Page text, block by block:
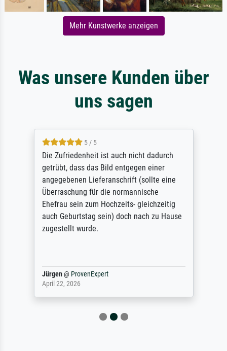
Mehr Kunstwerke anzeigen
Was unsere Kunden über
uns sagen
5 / 5
Die Zufriedenheit ist auch nicht dadurch
getrübt, dass das Bild entgegen einer
angegebenen Lieferanschrift (sollte eine
Überraschung für die normannische
Ehefrau sein zum Hochzeits- gleichzeitig
auch Geburtstag sein) doch nach zu Hause
zugestellt wurde.
Jürgen@ ProvenExpert
April 22, 2026